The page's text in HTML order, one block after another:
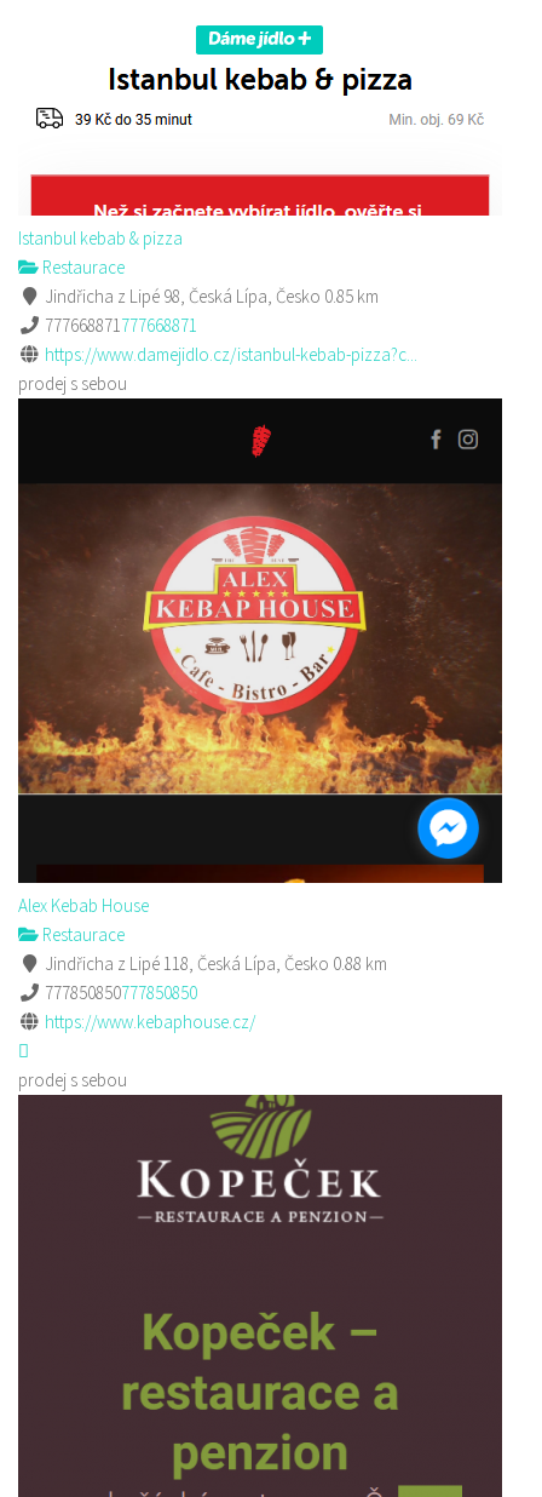
Istanbul kebab & pizza
Restaurace
Jindřicha z Lipé 98, Česká Lípa, Česko 0.85 km
777668871777668871
https://www.damejidlo.cz/istanbul-kebab-pizza?c...
prodej s sebou
Alex Kebab House
Restaurace
Jindřicha z Lipé 118, Česká Lípa, Česko 0.88 km
777850850777850850
https://www.kebaphouse.cz/
prodej s sebou